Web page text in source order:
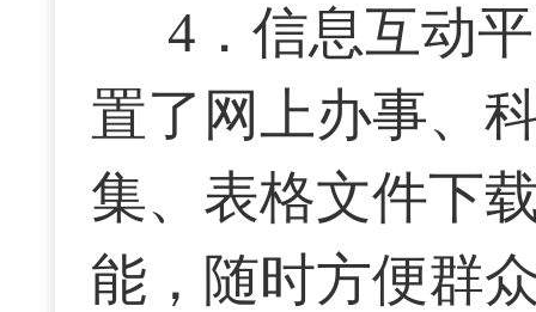
4．信息互动
置了网上办事、
集、表格文件下
能，随时方便群